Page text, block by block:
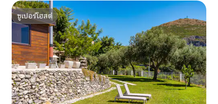
ซูเปอร์โฮสต์
ซูเปอร์โฮสต์